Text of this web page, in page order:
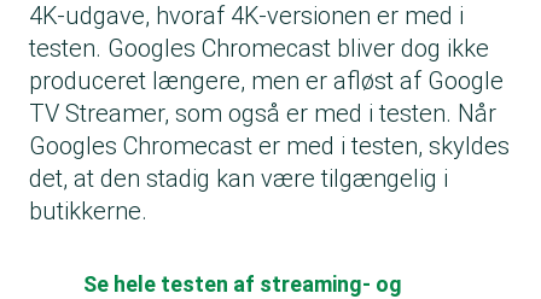
4K-udgave, hvoraf 4K-versionen er med i
testen. Googles Chromecast bliver dog ikke
produceret længere, men er afløst af Google
TV Streamer, som også er med i testen. Når
Googles Chromecast er med i testen, skyldes
det, at den stadig kan være tilgængelig i
butikkerne.
Se hele testen af streaming- og